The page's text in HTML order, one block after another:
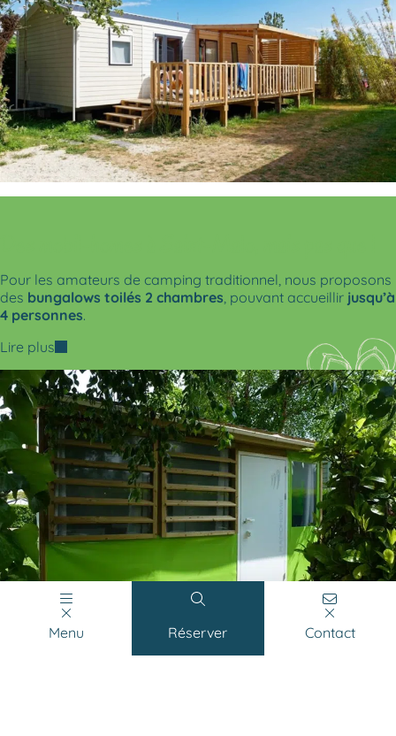
Pour les amateurs de camping traditionnel, nous proposons
des bungalows toilés 2 chambres , pouvant accueillir jusqu’à
4 personnes.
Lire plus
Menu Réserver Contact